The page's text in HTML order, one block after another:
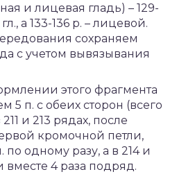
и лицевая гладь) – 129-
а 133-136 р. – лицевой.
сохраняем
с учетом вывязывания
этого фрагмента
5 п. с обеих сторон (всего
и 213 рядах, после
кромочной петли,
по одному разу, а в 214 и
вместе 4 раза подряд.